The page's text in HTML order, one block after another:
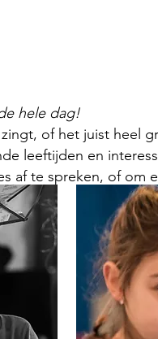
hele dag!
of het juist heel
leeftijden en
af te spreken, of om